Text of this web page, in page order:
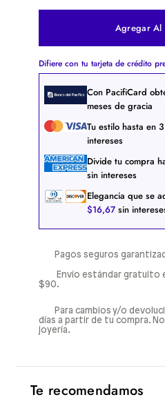
Agregar Al
Difiere con tu tarjeta de crédito
Con PacifiCard
meses de gracia
Tu estilo hasta en 3
intereses
Divide tu compra
sin intereses
Elegancia que se
$16,67 sin
Pagos seguros
Envío estándar gratuito
$90.
Para cambios y/o
días a partir de tu compra.
joyería.
Te recomendamos